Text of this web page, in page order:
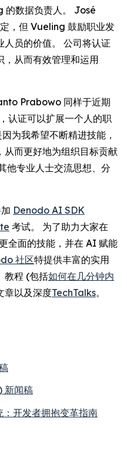
数据负责人。 José
，但 Vueling 鼓励职业发
人员的价值。 公司将认证
，从而有效管理和运用
Prabowo 同样于近期
认证可以扩展一个人的职
为我希望不断精进技能，
从而更好地为组织目标贡献
他专业人士交流思想、分
Denodo AI SDK
考试。 为了助力大家在
全面的技能，并在 AI 赋能
社区特提供丰富的实用
教程 (包括如何在几分钟内
章以及深度TechTalks。
新闻稿
开发者拥抱变革指南